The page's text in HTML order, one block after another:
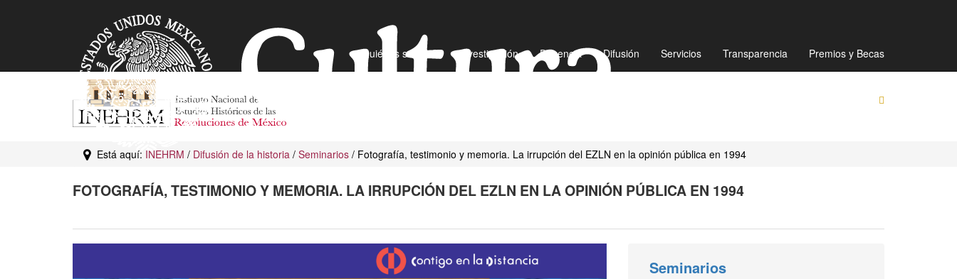
¿Quiénes somos? Investigación Docencia Difusión Servicios Transparencia Premios y Becas
Mapa de sitio Directorio Preguntas Frecuentes
Está aquí: INEHRM / Difusión de la historia / Seminarios / Fotografía, testimonio y memoria. La irrupción del EZLN en la opinión pública en 1994
FOTOGRAFÍA, TESTIMONIO Y MEMORIA. LA IRRUPCIÓN DEL EZLN EN LA OPINIÓN PÚBLICA EN 1994
Seminarios